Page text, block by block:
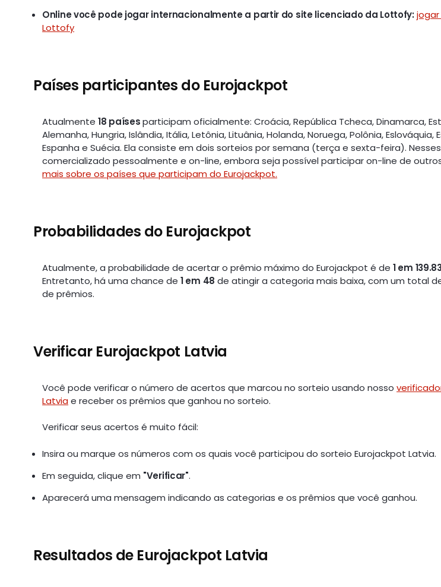
Online você pode jogar internacionalmente a partir do site licenciado da Lottofy: jogar
Lottofy
Países participantes do Eurojackpot
Atualmente18 paísesparticipam oficialmente: Croácia, República Tcheca, Dinamarca,
Alemanha, Hungria, Islândia, Itália, Letônia, Lituânia, Holanda, Noruega, Polônia, Eslováquia,
Espanha e Suécia. Ela consiste em dois sorteios por semana (terça e sexta-feira).
comercializado pessoalmente e on-line, embora seja possível participar on-line de
mais sobre os países que participam do Eurojackpot.
Probabilidades do Eurojackpot
Atualmente, a probabilidade de acertar o prêmio máximo do Eurojackpot é de1 em
Entretanto, há uma chance de1 em 48 de atingir a categoria mais baixa, com um total
de prêmios.
Verificar Eurojackpot Latvia
Você pode verificar o número de acertos que marcou no sorteio usando nosso
Latviae receber os prêmios que ganhou no sorteio.
Verificar seus acertos é muito fácil:
Insira ou marque os números com os quais você participou do sorteio Eurojackpot Latvia.
Em seguida, clique em "Verificar".
Aparecerá uma mensagem indicando as categorias e os prêmios que você ganhou.
Resultados de Eurojackpot Latvia